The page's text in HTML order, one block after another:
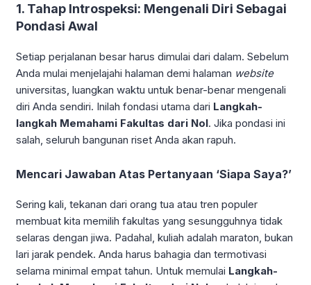
1. Tahap Introspeksi: Mengenali Diri Sebagai
Pondasi Awal
Setiap perjalanan besar harus dimulai dari dalam. Sebelum
Anda mulai menjelajahi halaman demi halaman website
universitas, luangkan waktu untuk benar-benar mengenali
diri Anda sendiri. Inilah fondasi utama dari Langkah-
langkah Memahami Fakultas dari Nol. Jika pondasi ini
salah, seluruh bangunan riset Anda akan rapuh.
Mencari Jawaban Atas Pertanyaan ‘Siapa Saya?’
Sering kali, tekanan dari orang tua atau tren populer
membuat kita memilih fakultas yang sesungguhnya tidak
selaras dengan jiwa. Padahal, kuliah adalah maraton, bukan
lari jarak pendek. Anda harus bahagia dan termotivasi
selama minimal empat tahun. Untuk memulai Langkah-